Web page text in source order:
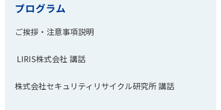
プログラム
ご挨拶・注意事項説明
LIRIS株式会社 講話
株式会社セキュリティリサイクル研究所 講話